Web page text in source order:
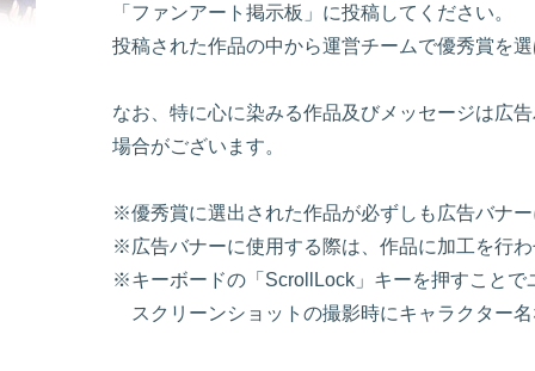
「ファンアート掲示板」に投稿してください。
投稿された作品の中から運営チームで優秀賞を
なお、特に心に染みる作品及びメッセージは広
場合がございます。
※優秀賞に選出された作品が必ずしも広告バナ
※広告バナーに使用する際は、作品に加工を行
※キーボードの「ScrollLock」キーを押すこと
スクリーンショットの撮影時にキャラクター